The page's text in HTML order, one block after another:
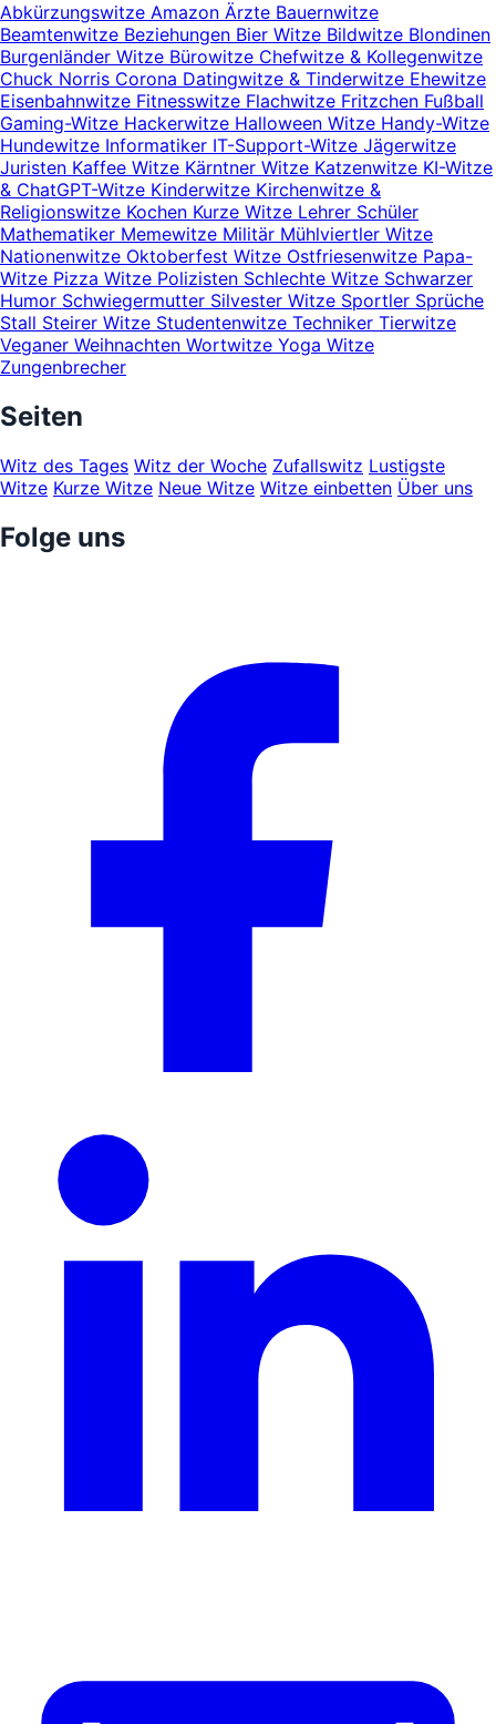
Abkürzungswitze Amazon Ärzte Bauernwitze
Beamtenwitze Beziehungen Bier Witze Bildwitze Blondinen
Burgenländer Witze Bürowitze Chefwitze & Kollegenwitze
Chuck Norris Corona Datingwitze & Tinderwitze Ehewitze
Eisenbahnwitze Fitnesswitze Flachwitze Fritzchen Fußball
Gaming-Witze Hackerwitze Halloween Witze Handy-Witze
Hundewitze Informatiker IT-Support-Witze Jägerwitze
Juristen Kaffee Witze Kärntner Witze Katzenwitze KI-Witze
& ChatGPT-Witze Kinderwitze Kirchenwitze &
Religionswitze Kochen Kurze Witze Lehrer Schüler
Mathematiker Memewitze Militär Mühlviertler Witze
Nationenwitze Oktoberfest Witze Ostfriesenwitze Papa-
Witze Pizza Witze Polizisten Schlechte Witze Schwarzer
Humor Schwiegermutter Silvester Witze Sportler Sprüche
Stall Steirer Witze Studentenwitze Techniker Tierwitze
Veganer Weihnachten Wortwitze Yoga Witze
Zungenbrecher
Seiten
Witz des Tages Witz der Woche Zufallswitz Lustigste
Witze Kurze Witze Neue Witze Witze einbetten Über uns
Folge uns